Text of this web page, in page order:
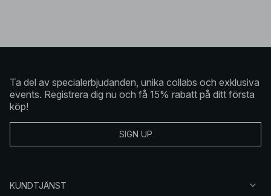
Ta del av specialerbjudanden, unika collabs och exklusiva
events. Registrera dig nu och få 15% rabatt på ditt första
köp!
SIGN UP
KUNDTJÄNST